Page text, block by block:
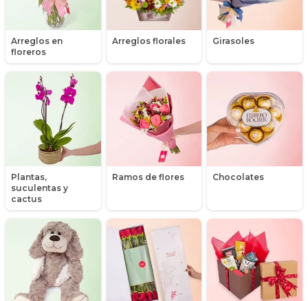
Arreglos en
floreros
Arreglos florales Girasoles
Plantas,
suculentas y
cactus
Ramos de flores Chocolates
Girasoles
Globos
Graduación
Hipericum
Libros
Liliums
Mensajes
Minirosas
Nacimiento de niños